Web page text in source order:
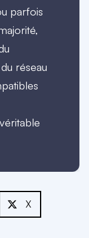
parfois
réseau
X